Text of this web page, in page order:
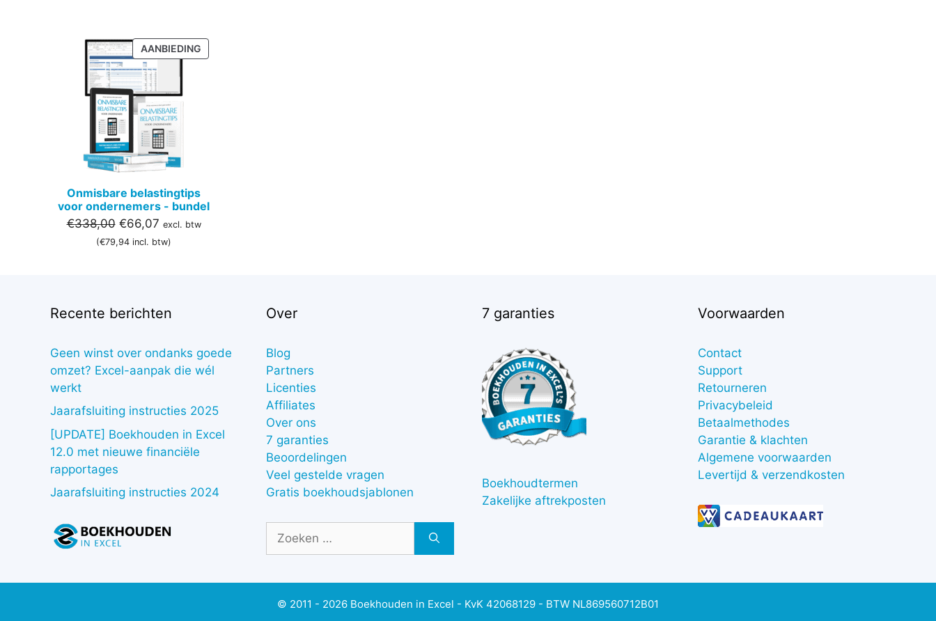
AANBIEDINGPRODUCT
IN
Onmisbare belastingtips
voor ondernemers - bundel
€338,00 Oorspronkelijke
prijs
€66,07Huidige
prijs
excl. btw
(€79,94 incl. btw)
Recente berichten
Geen winst over ondanks goede
omzet? Excel-aanpak die wél
werkt
Jaarafsluiting instructies 2025
[UPDATE] Boekhouden in Excel
12.0 met nieuwe financiële
rapportages
Jaarafsluiting instructies 2024
Over
Blog
Partners
Licenties
Affiliates
Over ons
7 garanties
Beoordelingen
Veel gestelde vragen
Gratis boekhoudsjablonen
naar:
7 garanties
Boekhoudtermen
Zakelijke aftrekposten
Voorwaarden
Contact
Support
Retourneren
Privacybeleid
Betaalmethodes
Garantie & klachten
Algemene voorwaarden
Levertijd & verzendkosten
© 2011 - 2026 Boekhouden in Excel - KvK 42068129 - BTW NL869560712B01